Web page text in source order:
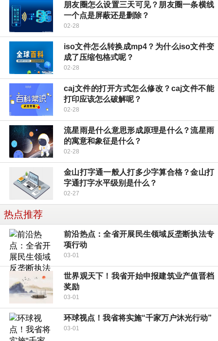
朋友圈怎么设置三天可见？朋友圈一条横线
一个点是屏蔽还是删除？
02-28
iso文件怎么转换成mp4？为什么iso文件变
成了压缩包格式呢？
02-28
caj文件的打开方式怎么修改？caj文件不能
打印应该怎么破解呢？
02-28
流星雨是什么意思形成原理是什么？流星雨
的寓意和象征是什么？
02-28
金山打字通一般人打多少字算合格？金山打
字通打字水平级别是什么？
02-27
热点推荐
前沿热点：全省开展民生领域反垄断执法专
项行动
03-01
世界观天下！我省开始申报建筑业产值晋档
奖励
03-01
环球视点！我省将实施“千家万户沐光行动”
03-01